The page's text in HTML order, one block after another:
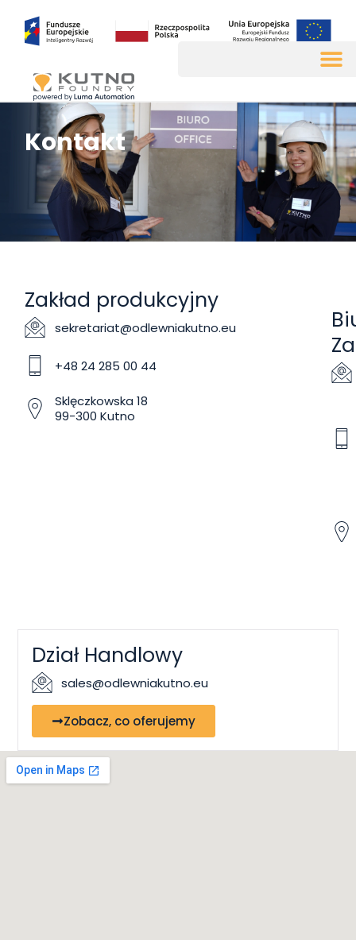
Kontakt
Zakład produkcyjny
sekretariat@odlewniakutno.eu
+48 24 285 00 44
Sklęczkowska 18
99-300 Kutno
Dział Handlowy
sales@odlewniakutno.eu
Zobacz, co oferujemy